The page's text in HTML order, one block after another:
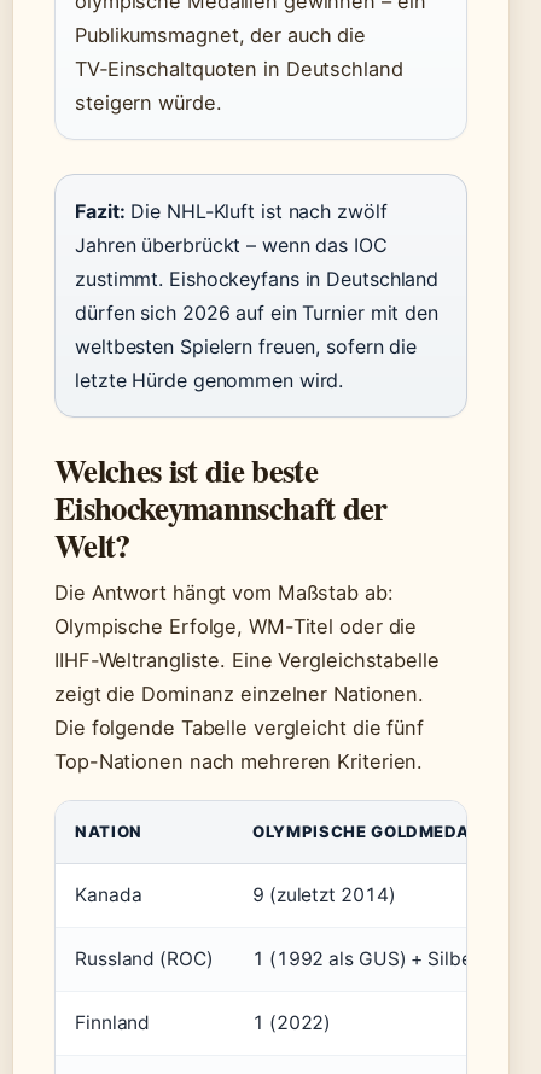
Publikumsmagnet, der auch die
TV‑Einschaltquoten in Deutschland
steigern würde.
Fazit: Die NHL-Kluft ist nach zwölf
Jahren überbrückt – wenn das IOC
zustimmt. Eishockeyfans in Deutschland
dürfen sich 2026 auf ein Turnier mit den
weltbesten Spielern freuen, sofern die
letzte Hürde genommen wird.
Welches ist die beste
Eishockeymannschaft der
Welt?
Die Antwort hängt vom Maßstab ab:
Olympische Erfolge, WM-Titel oder die
IIHF-Weltrangliste. Eine Vergleichstabelle
zeigt die Dominanz einzelner Nationen.
Die folgende Tabelle vergleicht die fünf
Top-Nationen nach mehreren Kriterien.
NATION OLYMPISCHE GOLDMEDAILLEN
Kanada 9 (zuletzt 2014)
Russland (ROC) 1 (1992 als GUS) + Silber 2022
Finnland 1 (2022)